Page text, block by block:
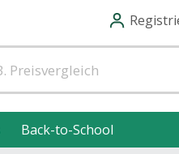
Back-to-School